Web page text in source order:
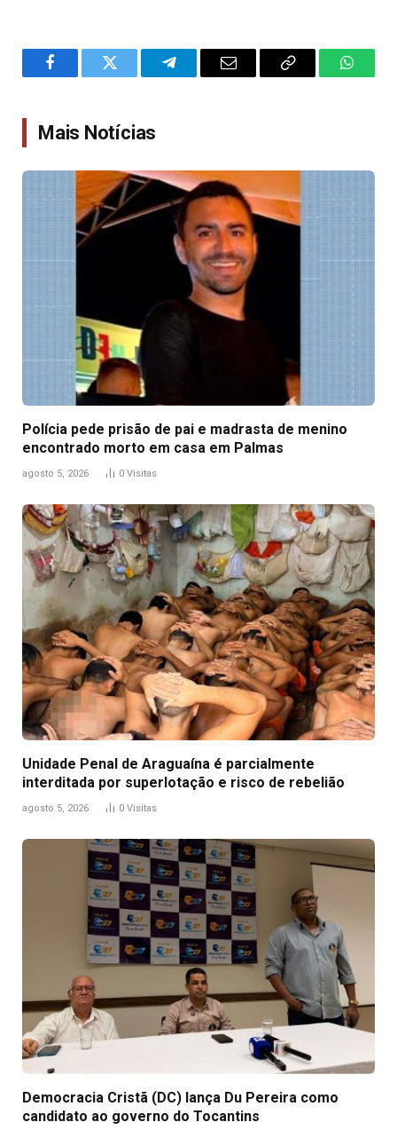
FacebookTwitter TelegramEmail
Copy
Mais Notícias
Polícia pede prisão de pai e madrasta de menino
encontrado morto em casa em Palmas
agosto 5, 2026 0 Visitas
Unidade Penal de Araguaína é parcialmente
interditada por superlotação e risco de rebelião
agosto 5, 2026 0 Visitas
Democracia Cristã (DC) lança Du Pereira como
candidato ao governo do Tocantins